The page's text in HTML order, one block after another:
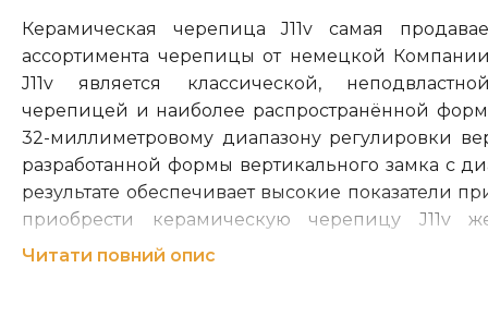
Керамическая черепица J11v самая
ассортимента черепицы от немецкой
J11v является классической,
черепицей и наиболее распространённой
32-миллиметровому диапазону регулировки
разработанной формы вертикального замка с
результате обеспечивает высокие показатели
приобрести керамическую черепицу J11v
различных ярких цветов, от стандартного
Читати повний опис